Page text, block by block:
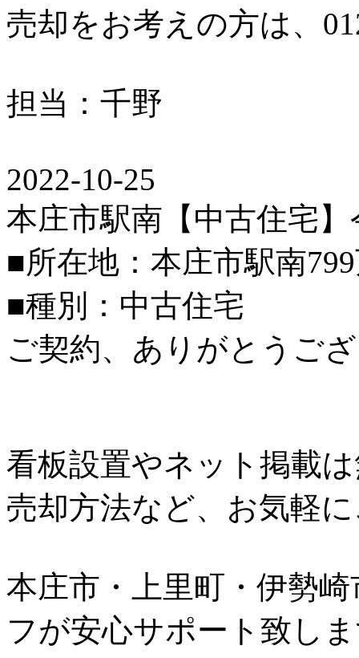
売却をお考えの方は、
担当：千野
2022-10-25
本庄市駅南【中古住宅
■所在地：本庄市駅南
■種別：中古住宅
ご契約、ありがとうご
看板設置やネット掲載
売却方法など、お気軽
本庄市・上里町・伊勢
フが安心サポート致し